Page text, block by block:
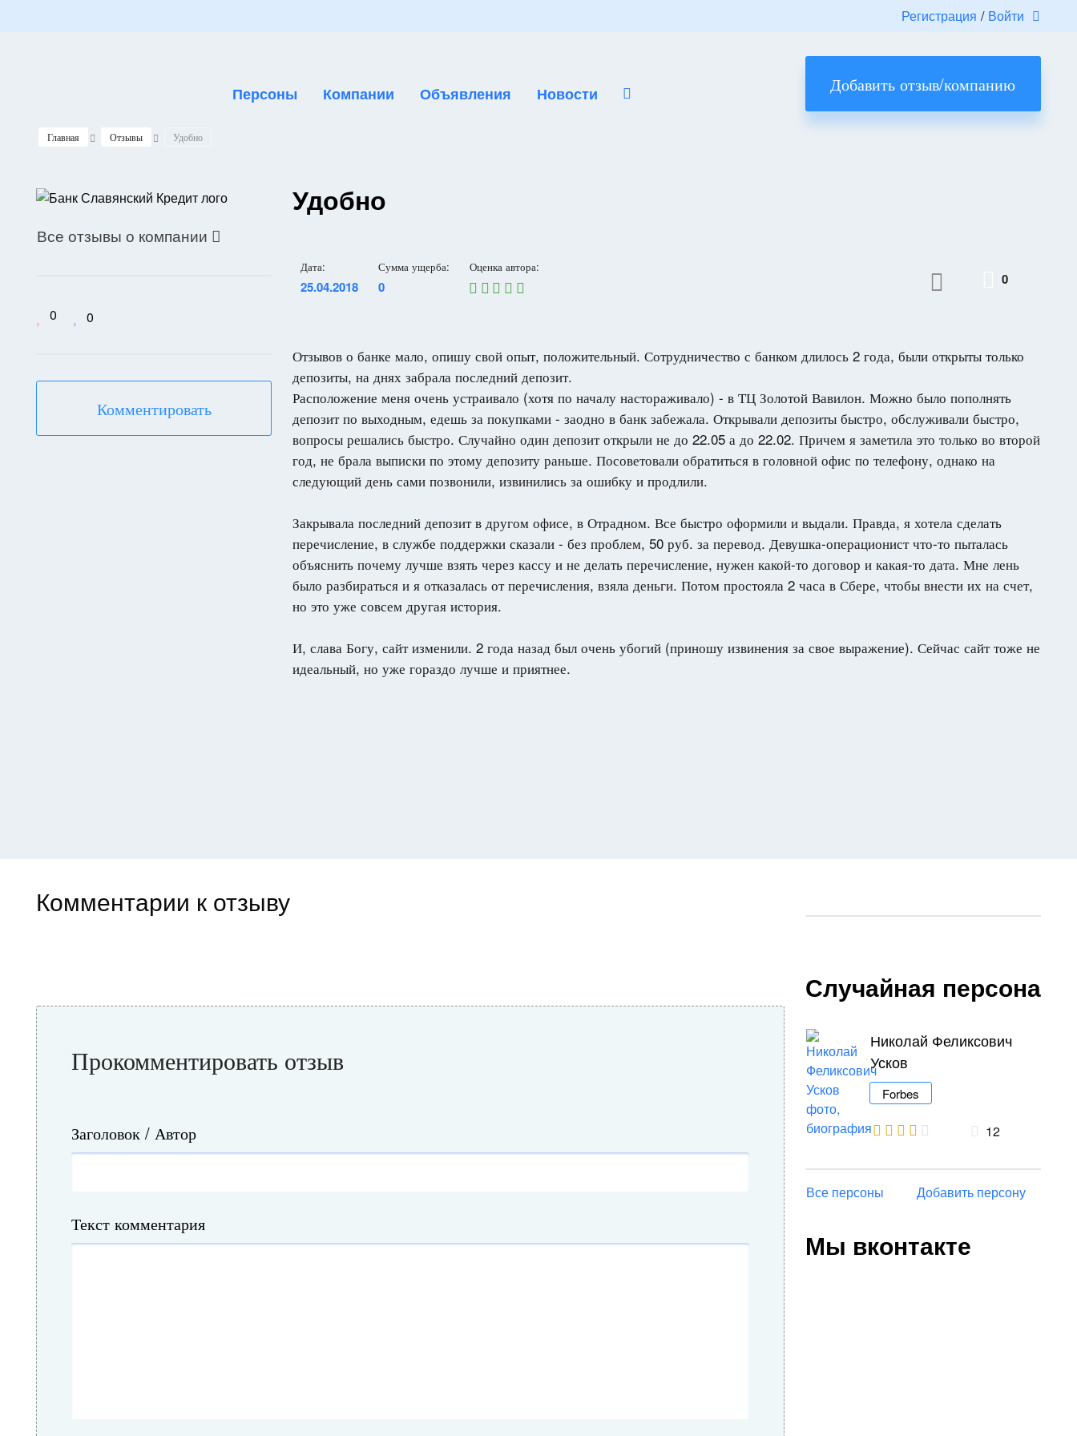
Регистрация / Войти
Персоны Компании Объявления Новости Добавить отзыв/компанию
Главная Отзывы Удобно
Все отзывы о компании 
0 0
Комментировать
Удобно
Дата:
25.04.2018
Сумма ущерба:
0
Оценка автора:
0
Отзывов о банке мало, опишу свой опыт, положительный. Сотрудничество с банком длилось 2 года, были открыты только
депозиты, на днях забрала последний депозит.
Расположение меня очень устраивало (хотя по началу настораживало) - в ТЦ Золотой Вавилон. Можно было пополнять
депозит по выходным, едешь за покупками - заодно в банк забежала. Открывали депозиты быстро, обслуживали быстро,
вопросы решались быстро. Случайно один депозит открыли не до 22.05 а до 22.02. Причем я заметила это только во второй
год, не брала выписки по этому депозиту раньше. Посоветовали обратиться в головной офис по телефону, однако на
следующий день сами позвонили, извинились за ошибку и продлили.
Закрывала последний депозит в другом офисе, в Отрадном. Все быстро оформили и выдали. Правда, я хотела сделать
перечисление, в службе поддержки сказали - без проблем, 50 руб. за перевод. Девушка-операционист что-то пыталась
объяснить почему лучше взять через кассу и не делать перечисление, нужен какой-то договор и какая-то дата. Мне лень
было разбираться и я отказалась от перечисления, взяла деньги. Потом простояла 2 часа в Сбере, чтобы внести их на счет,
но это уже совсем другая история.
И, слава Богу, сайт изменили. 2 года назад был очень убогий (приношу извинения за свое выражение). Сейчас сайт тоже не
Комментарии к отзыву
Прокомментировать отзыв
Заголовок / Автор
Текст комментария
Случайная персона
Николай Феликсович
Усков
Forbes
12
Все персоны Добавить персону
Мы вконтакте